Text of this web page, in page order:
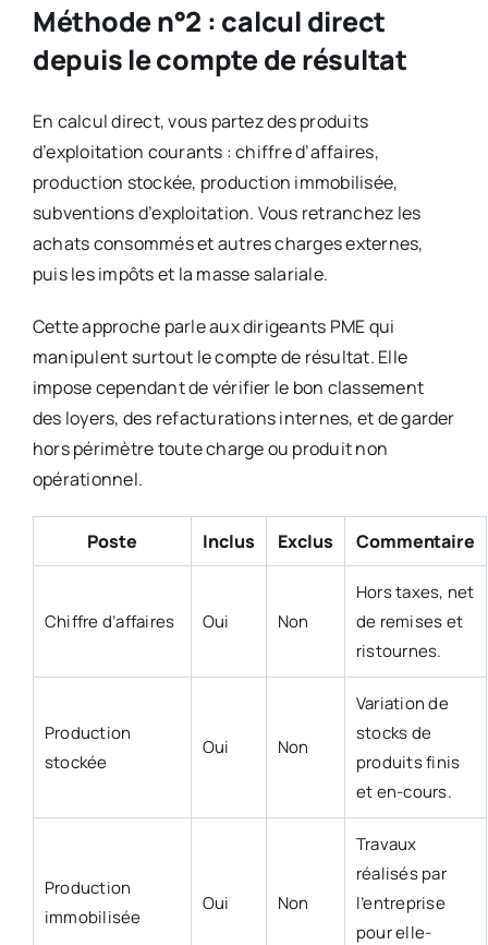
Méthode n°2 : calcul direct
depuis le compte de résultat
En calcul direct, vous partez des produits
d’exploitation courants : chiffre d’affaires,
production stockée, production immobilisée,
subventions d’exploitation. Vous retranchez les
achats consommés et autres charges externes,
puis les impôts et la masse salariale.
Cette approche parle aux dirigeants PME qui
manipulent surtout le compte de résultat. Elle
impose cependant de vérifier le bon classement
des loyers, des refacturations internes, et de garder
hors périmètre toute charge ou produit non
opérationnel.
Poste Inclus Exclus Commentaire
Chiffre d’affaires Oui Non
Hors taxes, net
de remises et
ristournes.
Production
stockée
Oui Non
Variation de
stocks de
produits finis
et en-cours.
Production
immobilisée
Oui Non
Travaux
réalisés par
l’entreprise
pour elle-